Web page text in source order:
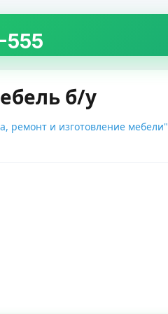
555
б/у
ремонт и изготовление мебели"